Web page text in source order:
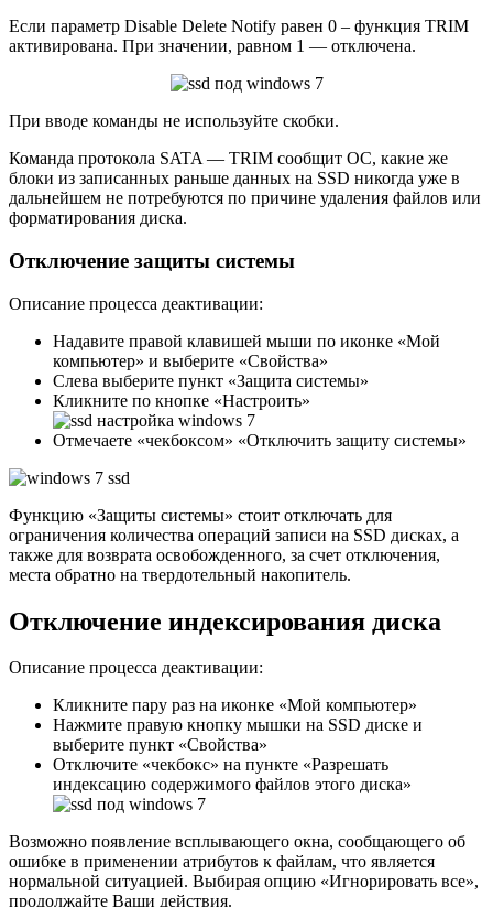
Если параметр Disable Delete Notify равен 0 – функция TRIM
активирована. При значении, равном 1 — отключена.
При вводе команды не используйте скобки.
Команда протокола SATA — TRIM сообщит ОС, какие же
блоки из записанных раньше данных на SSD никогда уже в
дальнейшем не потребуются по причине удаления файлов или
форматирования диска.
Отключение защиты системы
Описание процесса деактивации:
Надавите правой клавишей мыши по иконке «Мой
компьютер» и выберите «Свойства»
Слева выберите пункт «Защита системы»
Кликните по кнопке «Настроить»
Отмечаете «чекбоксом» «Отключить защиту системы»
Функцию «Защиты системы» стоит отключать для
ограничения количества операций записи на SSD дисках, а
также для возврата освобожденного, за счет отключения,
места обратно на твердотельный накопитель.
Отключение индексирования диска
Описание процесса деактивации:
Кликните пару раз на иконке «Мой компьютер»
Нажмите правую кнопку мышки на SSD диске и
выберите пункт «Свойства»
Отключите «чекбокс» на пункте «Разрешать
индексацию содержимого файлов этого диска»
Возможно появление всплывающего окна, сообщающего об
ошибке в применении атрибутов к файлам, что является
нормальной ситуацией. Выбирая опцию «Игнорировать все»,
продолжайте Ваши действия.